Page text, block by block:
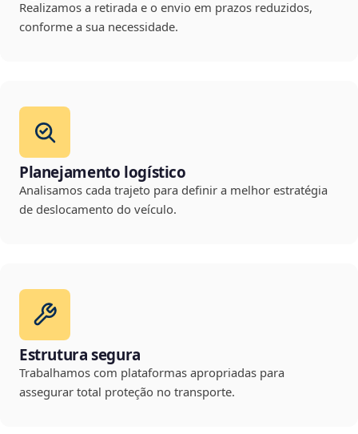
Realizamos a retirada e o envio em prazos reduzidos,
conforme a sua necessidade.
Planejamento logístico
Analisamos cada trajeto para definir a melhor estratégia
de deslocamento do veículo.
Estrutura segura
Trabalhamos com plataformas apropriadas para
assegurar total proteção no transporte.